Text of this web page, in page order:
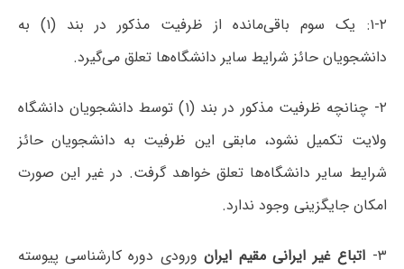
۱-۲: یک سوم باقی‌مانده از ظرفیت مذکور در بند (۱) به
دانشجویان حائز شرایط سایر دانشگاه‌ها تعلق می‌گیرد.
۲- چنانچه ظرفیت مذکور در بند (۱) توسط دانشجویان دانشگاه
ولایت تکمیل نشود، مابقی این ظرفیت به دانشجویان حائز
شرایط سایر دانشگاه‌ها تعلق خواهد گرفت. در غیر این صورت
امکان جایگزینی وجود ندارد.
۳- اتباع غیر ایرانی مقیم ایرانورودی دوره کارشناسی پیوسته